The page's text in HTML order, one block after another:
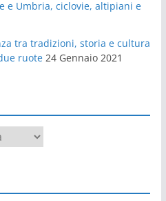
e Umbria, ciclovie, altipiani e
tra tradizioni, storia e cultura
ruote 24 Gennaio 2021